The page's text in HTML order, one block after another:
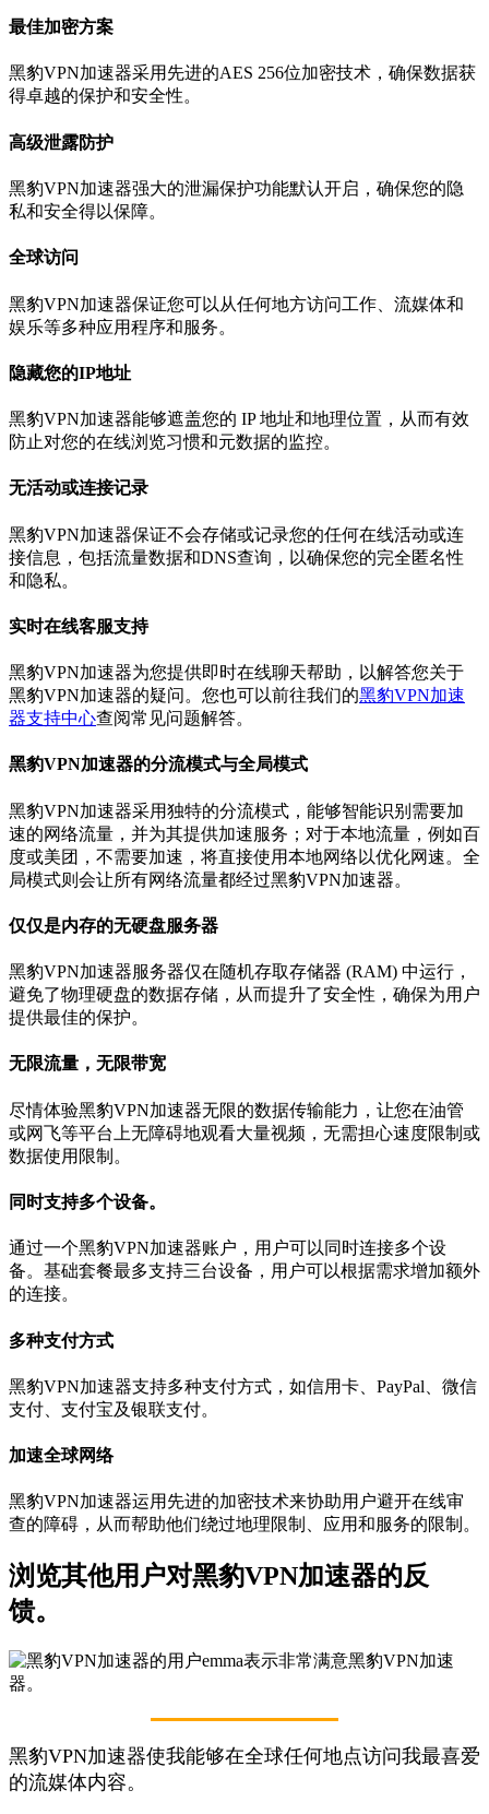
最佳加密方案
黑豹VPN加速器采用先进的AES 256位加密技术，确保数据获
得卓越的保护和安全性。
高级泄露防护
黑豹VPN加速器强大的泄漏保护功能默认开启，确保您的隐
私和安全得以保障。
全球访问
黑豹VPN加速器保证您可以从任何地方访问工作、流媒体和
娱乐等多种应用程序和服务。
隐藏您的IP地址
黑豹VPN加速器能够遮盖您的 IP 地址和地理位置，从而有效
防止对您的在线浏览习惯和元数据的监控。
无活动或连接记录
黑豹VPN加速器保证不会存储或记录您的任何在线活动或连
接信息，包括流量数据和DNS查询，以确保您的完全匿名性
和隐私。
实时在线客服支持
黑豹VPN加速器为您提供即时在线聊天帮助，以解答您关于
黑豹VPN加速器的疑问。您也可以前往我们的黑豹VPN加速
器支持中心查阅常见问题解答。
黑豹VPN加速器的分流模式与全局模式
黑豹VPN加速器采用独特的分流模式，能够智能识别需要加
速的网络流量，并为其提供加速服务；对于本地流量，例如百
度或美团，不需要加速，将直接使用本地网络以优化网速。全
局模式则会让所有网络流量都经过黑豹VPN加速器。
仅仅是内存的无硬盘服务器
黑豹VPN加速器服务器仅在随机存取存储器 (RAM) 中运行，
避免了物理硬盘的数据存储，从而提升了安全性，确保为用户
提供最佳的保护。
无限流量，无限带宽
尽情体验黑豹VPN加速器无限的数据传输能力，让您在油管
或网飞等平台上无障碍地观看大量视频，无需担心速度限制或
数据使用限制。
同时支持多个设备。
通过一个黑豹VPN加速器账户，用户可以同时连接多个设
备。基础套餐最多支持三台设备，用户可以根据需求增加额外
的连接。
多种支付方式
黑豹VPN加速器支持多种支付方式，如信用卡、PayPal、微信
支付、支付宝及银联支付。
加速全球网络
黑豹VPN加速器运用先进的加密技术来协助用户避开在线审
查的障碍，从而帮助他们绕过地理限制、应用和服务的限制。
浏览其他用户对黑豹VPN加速器的反
馈。
黑豹VPN加速器使我能够在全球任何地点访问我最喜爱
的流媒体内容。